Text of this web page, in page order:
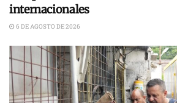
internacionales
6 DE AGOSTO DE 2026